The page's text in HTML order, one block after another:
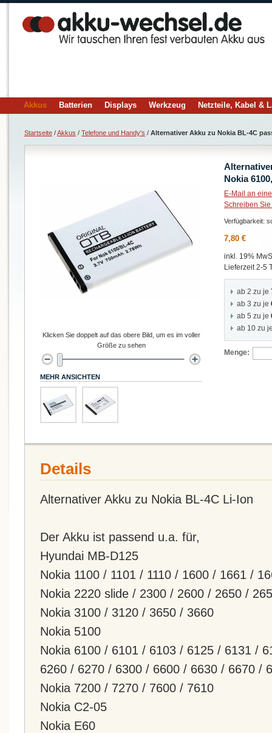
Akkus Batterien Displays Werkzeug Netzteile, Kabel &
Startseite /Akkus / Telefone und Handy's / Alternativer Akku zu Nokia BL-4C
Nokia
E-Mail an
Schreiben
Verfügbarkeit:
7,80 €
inkl. 19%
Lieferzeit 2-5
ab 2 zu je
ab 3 zu je
ab 5 zu je
ab 10 zu
Menge:
Klicken Sie doppelt auf das obere Bild, um es im voller
Größe zu sehen
MEHR ANSICHTEN
Details
Alternativer Akku zu Nokia BL-4C Li-Ion
Der Akku ist passend u.a. für,
Hyundai MB-D125
Nokia 1100 / 1101 / 1110 / 1600 / 1661 /
Nokia 2220 slide / 2300 / 2600 / 2650 /
Nokia 3100 / 3120 / 3650 / 3660
Nokia 5100
Nokia 6100 / 6101 / 6103 / 6125 / 6131 /
6260 / 6270 / 6300 / 6600 / 6630 / 6670 /
Nokia 7200 / 7270 / 7600 / 7610
Nokia C2-05
Nokia E60